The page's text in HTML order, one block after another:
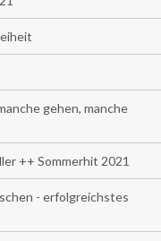
gehen, manche
++ Sommerhit 2021
- erfolgreichstes